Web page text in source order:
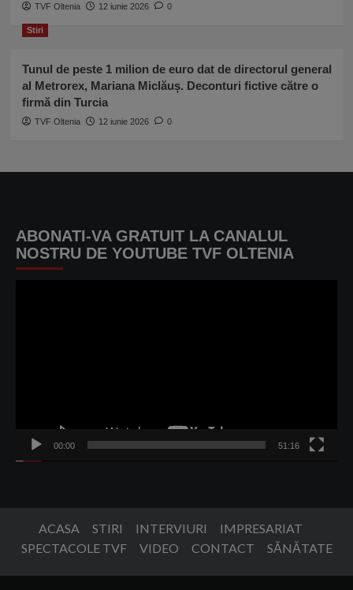
TVF Oltenia 12 iunie 2026 0
Stiri
Tunul de peste 1 milion de euro dat de directorul general
al Metrorex, Mariana Miclăuș. Deconturi fictive către o
firmă din Turcia
TVF Oltenia 12 iunie 2026 0
ABONATI-VA GRATUIT LA CANALUL
NOSTRU DE YOUTUBE TVF OLTENIA
00:00 51:16
ACASA STIRI INTERVIURI
IMPRESARIAT
SPECTACOLE TVF
VIDEO CONTACT SĂNĂTATE